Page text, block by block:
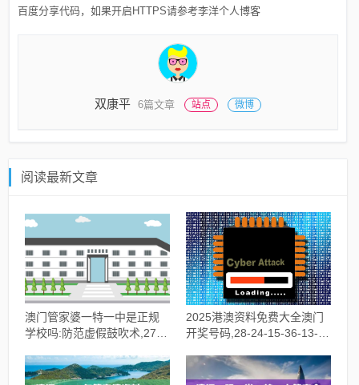
百度分享代码，如果开启HTTPS请参考李洋个人博客
双康平 6篇文章 站点 微博
阅读最新文章
澳门管家婆一特一中是正规
学校吗:防范虚假鼓吹术,27-
2025港澳资料免费大全澳门
开奖号码,28-24-15-36-13-